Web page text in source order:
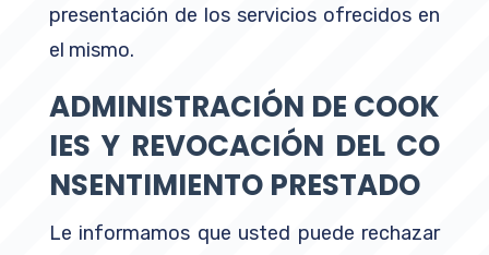
presentación de los servicios ofrecidos en
el mismo.
ADMINISTRACIÓN DE COOK
IES Y REVOCACIÓN DEL CO
NSENTIMIENTO PRESTADO
Le informamos que usted puede rechazar